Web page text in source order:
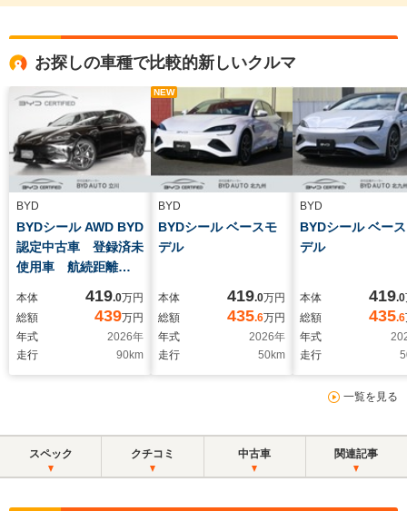
お探しの車種で比較的新しいクルマ
BYD
BYDシール AWD BYD
認定中古車 登録済未
使用車 航続距離
スルーフ ナッパレザ
ー DYNAUDIO
360°ビューカメラ
本体 419.0万円
総額
439万円
年式
2026年
走行
90km
NEW
BYD
BYDシール ベースモ
デル
本体 419.0万円
総額
435.6万円
年式
2026年
走行
50km
BYD
BYDシール ベー
デル
本体 419.0
総額
435.6
年式
走行
一覧を見る
スペック クチコミ 中古車 関連記事